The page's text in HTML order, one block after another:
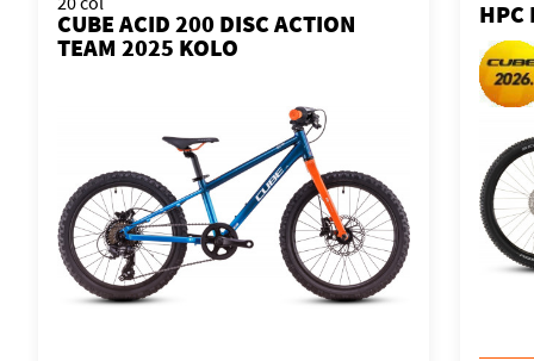
CUBE ACID 200 DISC ACTION
TEAM 2025 KOLO
HPC